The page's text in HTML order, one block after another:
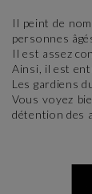
Il peint de
personnes
Il est assez
Ainsi, il est
Les gardiens
Vous voyez
détention des